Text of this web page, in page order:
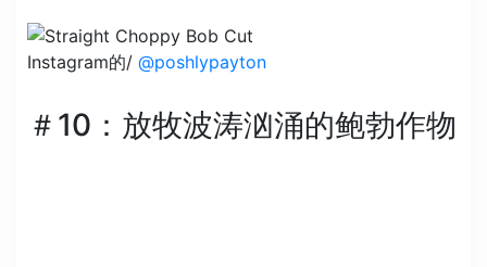
Instagram的/ @poshlypayton
＃10：放牧波涛汹涌的鲍勃作物